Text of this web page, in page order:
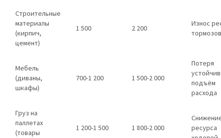
Строительные
материалы
(кирпич,
цемент)
1 500 2 200
Износ
тормозов
Мебель
(диваны,
шкафы)
700-1 200 1 500-2 000
Потеря
подъём
расхода
Груз на
паллетах
(товары
1 200-1 500 1 800-2 000
ресурса